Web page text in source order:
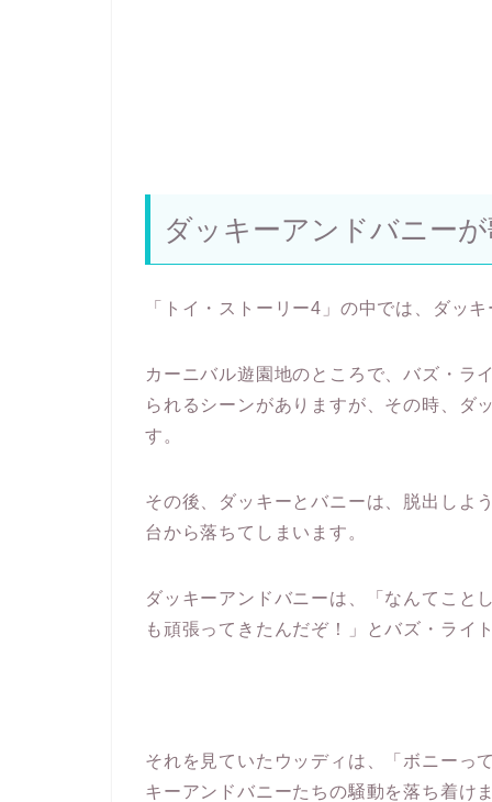
ダッキーアンドバニー
「トイ・ストーリー4」の中では、ダッ
カーニバル遊園地のところで、バズ・ラ
られるシーンがありますが、その時、ダ
す。
その後、ダッキーとバニーは、脱出しよ
台から落ちてしまいます。
ダッキーアンドバニーは、「なんてこと
も頑張ってきたんだぞ！」とバズ・ライ
それを見ていたウッディは、「ボニーっ
キーアンドバニーたちの騒動を落ち着け